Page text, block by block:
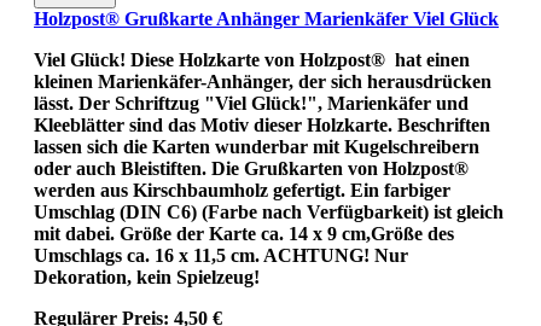
Holzpost® Grußkarte Anhänger Marienkäfer Viel Glück
Viel Glück! Diese Holzkarte von Holzpost® hat einen
kleinen Marienkäfer-Anhänger, der sich herausdrücken
lässt. Der Schriftzug "Viel Glück!", Marienkäfer und
Kleeblätter sind das Motiv dieser Holzkarte. Beschriften
lassen sich die Karten wunderbar mit Kugelschreibern
oder auch Bleistiften. Die Grußkarten von Holzpost®
werden aus Kirschbaumholz gefertigt. Ein farbiger
Umschlag (DIN C6) (Farbe nach Verfügbarkeit) ist gleich
mit dabei. Größe der Karte ca. 14 x 9 cm,Größe des
Umschlags ca. 16 x 11,5 cm. ACHTUNG! Nur
Dekoration, kein Spielzeug!
Regulärer Preis: 4,50 €